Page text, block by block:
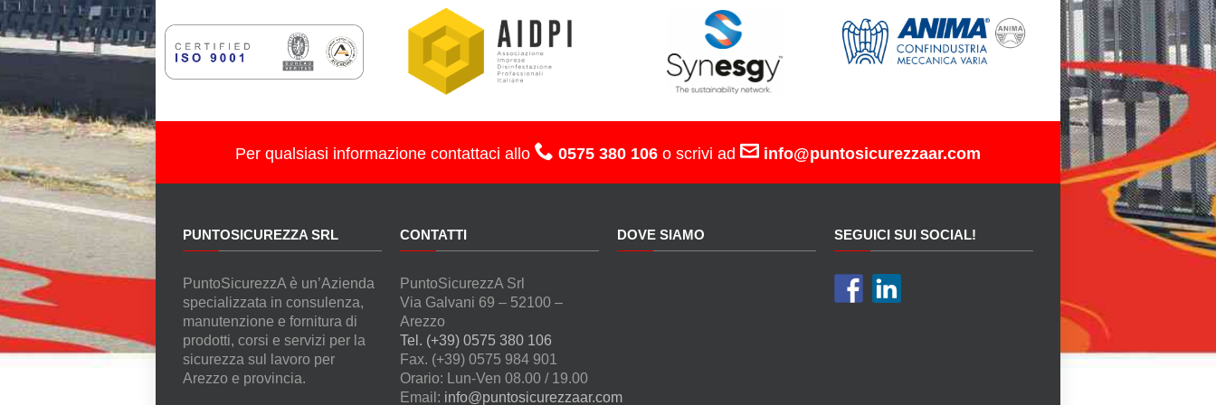
Per qualsiasi informazione contattaci allo 0575 380 106 o scrivi ad info@puntosicurezzaar.com
PUNTOSICUREZZA SRL
PuntoSicurezzA è un’Azienda
specializzata in consulenza,
manutenzione e fornitura di
prodotti, corsi e servizi per la
sicurezza sul lavoro per
Arezzo e provincia.
CONTATTI
PuntoSicurezzA Srl
Via Galvani 69 – 52100 –
Arezzo
Tel. (+39) 0575 380 106
Fax. (+39) 0575 984 901
Orario: Lun-Ven 08.00 / 19.00
Email: info@puntosicurezzaar.com
DOVE SIAMO SEGUICI SUI SOCIAL!